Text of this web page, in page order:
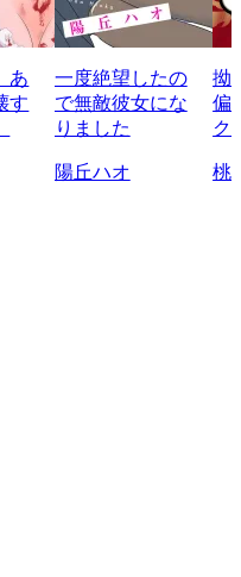
あ
す
一度絶望したの
で無敵彼女にな
りました
陽丘ハオ
拗
偏
ク
桃